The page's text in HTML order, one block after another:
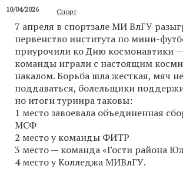
10/04/2026 Спорт
7 апреля в спортзале МИ ВлГУ
первенство института по мини-
приурочили ко Дню космонавтики
команды играли с настоящим
накалом. Борьба шла жесткая, мяч
поддаваться, болельщики
но итоги турнира таковы:
1 место завоевала объединенная
МСФ
2 место у команды ФИТР
3 место — команда «Гости района
4 место у Колледжа МИВлГУ.